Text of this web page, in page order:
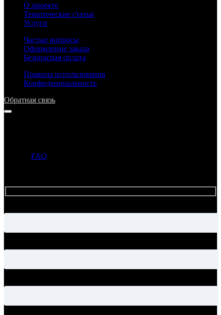
О проекте
Тематические статьи
Услуги
Частые вопросы
Оформление заказа
Безопасная оплата
Правила использования
Конфиденциальность
Обратная связь
FAQ